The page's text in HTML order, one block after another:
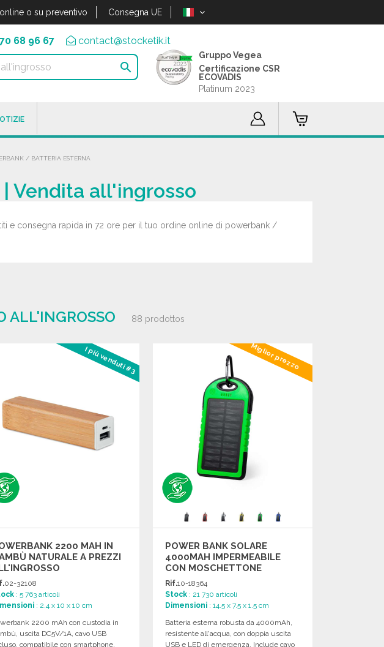
o su preventivo Consegna UE
70 68 96 67 contact@stocketik.it

Gruppo Vegea
Certificazione CSR
ECOVADIS
Platinum 2023
/ BATTERIA ESTERNA
Vendita all'ingrosso
e consegna rapida in 72 ore per il tuo ordine online di powerbank /
ALL'INGROSSO 88 prodottos
I più venduti #3
2200 MAH IN
NATURALE A PREZZI
02-32108
: 5 763 articoli
: 2.4 x 10 x 10 cm
2200 mAh con custodia in
uscita DC5V/1A, cavo USB
compatibile con smartphone.
Miglior prezzo
POWER BANK SOLARE
4000MAH IMPERMEABILE
CON MOSCHETTONE
Rif.10-18364
Stock : 21 730 articoli
Dimensioni : 14.5 x 7.5 x 1.5 cm
Batteria esterna robusta da 4000mAh,
resistente all'acqua, con doppia uscita
USB e LED di emergenza. Include cavo